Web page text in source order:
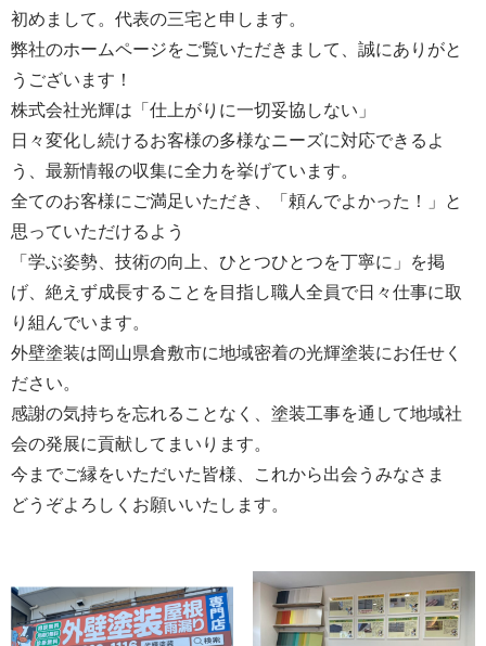
初めまして。代表の三宅と申します。
弊社のホームページをご覧いただきまして、誠にありがと
うございます！
株式会社光輝は「仕上がりに一切妥協しない」
日々変化し続けるお客様の多様なニーズに対応できるよ
う、最新情報の収集に全力を挙げています。
全てのお客様にご満足いただき、「頼んでよかった！」と
思っていただけるよう
「学ぶ姿勢、技術の向上、ひとつひとつを丁寧に」を掲
げ、絶えず成長することを目指し職人全員で日々仕事に取
り組んでいます。
外壁塗装は岡山県倉敷市に地域密着の光輝塗装にお任せく
ださい。
感謝の気持ちを忘れることなく、塗装工事を通して地域社
会の発展に貢献してまいります。
今までご縁をいただいた皆様、これから出会うみなさま
どうぞよろしくお願いいたします。